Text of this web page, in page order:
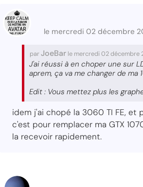
le mercredi 02 décembre
parJoeBar le mercredi 02 décembre
J'ai réussi à en choper une sur
aprem, ça va me changer de ma
Edit : Vous mettez plus les
idem j'ai chopé la 3060 TI FE, et
c'est pour remplacer ma GTX
la recevoir rapidement.